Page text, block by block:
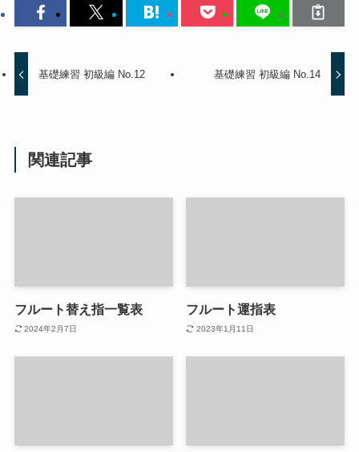
基礎練習 初級編 No.12 基礎練習 初級編 No.14
関連記事
フルート替え指一覧表
2024年2月7日
フルート運指表
2023年1月11日